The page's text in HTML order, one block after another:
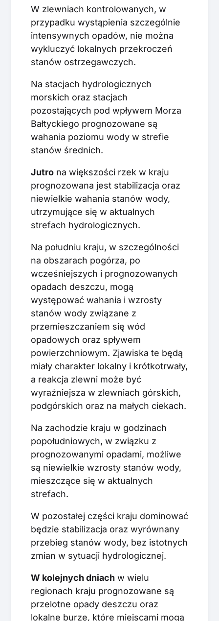
W zlewniach kontrolowanych, w
przypadku wystąpienia szczególnie
intensywnych opadów, nie można
wykluczyć lokalnych przekroczeń
stanów ostrzegawczych.
Na stacjach hydrologicznych
morskich oraz stacjach
pozostających pod wpływem Morza
Bałtyckiego prognozowane są
wahania poziomu wody w strefie
stanów średnich.
Jutro na większości rzek w kraju
prognozowana jest stabilizacja oraz
niewielkie wahania stanów wody,
utrzymujące się w aktualnych
strefach hydrologicznych.
Na południu kraju, w szczególności
na obszarach pogórza, po
wcześniejszych i prognozowanych
opadach deszczu, mogą
występować wahania i wzrosty
stanów wody związane z
przemieszczaniem się wód
opadowych oraz spływem
powierzchniowym. Zjawiska te będą
miały charakter lokalny i krótkotrwały,
a reakcja zlewni może być
wyraźniejsza w zlewniach górskich,
podgórskich oraz na małych ciekach.
Na zachodzie kraju w godzinach
popołudniowych, w związku z
prognozowanymi opadami, możliwe
są niewielkie wzrosty stanów wody,
mieszczące się w aktualnych
strefach.
W pozostałej części kraju dominować
będzie stabilizacja oraz wyrównany
przebieg stanów wody, bez istotnych
zmian w sytuacji hydrologicznej.
W kolejnych dniach w wielu
regionach kraju prognozowane są
przelotne opady deszczu oraz
lokalne burze, które miejscami mogą